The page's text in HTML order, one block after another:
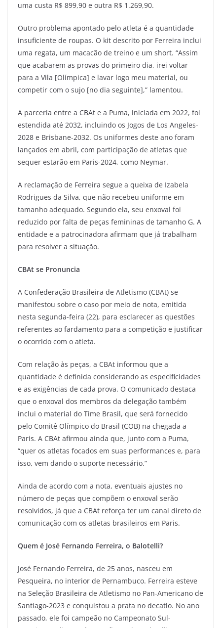
uma custa R$ 899,90 e outra R$ 1.269,90.
Outro problema apontado pelo atleta é a quantidade
insuficiente de roupas. O kit descrito por Ferreira inclui
uma regata, um macacão de treino e um short. “Assim
que acabarem as provas do primeiro dia, irei voltar
para a Vila [Olímpica] e lavar logo meu material, ou
competir com o sujo [no dia seguinte],” lamentou.
A parceria entre a CBAt e a Puma, iniciada em 2022, foi
estendida até 2032, incluindo os Jogos de Los Angeles-
2028 e Brisbane-2032. Os uniformes deste ano foram
lançados em abril, com participação de atletas que
sequer estarão em Paris-2024, como Neymar.
A reclamação de Ferreira segue a queixa de Izabela
Rodrigues da Silva, que não recebeu uniforme em
tamanho adequado. Segundo ela, seu enxoval foi
reduzido por falta de peças femininas de tamanho G. A
entidade e a patrocinadora afirmam que já trabalham
para resolver a situação.
CBAt se Pronuncia
A Confederação Brasileira de Atletismo (CBAt) se
manifestou sobre o caso por meio de nota, emitida
nesta segunda-feira (22), para esclarecer as questões
referentes ao fardamento para a competição e justificar
o ocorrido com o atleta.
Com relação às peças, a CBAt informou que a
quantidade é definida considerando as especificidades
e as exigências de cada prova. O comunicado destaca
que o enxoval dos membros da delegação também
inclui o material do Time Brasil, que será fornecido
pelo Comitê Olímpico do Brasil (COB) na chegada a
Paris. A CBAt afirmou ainda que, junto com a Puma,
“quer os atletas focados em suas performances e, para
isso, vem dando o suporte necessário.”
Ainda de acordo com a nota, eventuais ajustes no
número de peças que compõem o enxoval serão
resolvidos, já que a CBAt reforça ter um canal direto de
comunicação com os atletas brasileiros em Paris.
Quem é José Fernando Ferreira, o Balotelli?
José Fernando Ferreira, de 25 anos, nasceu em
Pesqueira, no interior de Pernambuco. Ferreira esteve
na Seleção Brasileira de Atletismo no Pan-Americano de
Santiago-2023 e conquistou a prata no decatlo. No ano
passado, ele foi campeão no Campeonato Sul-